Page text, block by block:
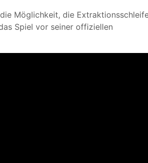
Möglichkeit, die
Spiel vor seiner offiziellen